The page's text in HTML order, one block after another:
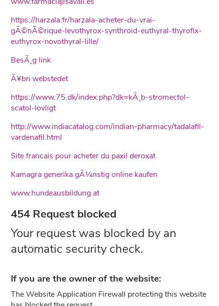
https://harzala.fr/harzala-acheter-du-vrai-
gÃ©nÃ©rique-levothyrox-synthroid-euthyral-thyrofix-
euthyrox-novothyral-lille/
BesÃ¸g link
Ã¥bn webstedet
https://www.75.dk/index.php?dk=kÃ¸b-stromectol-
scatol-lovligt
http://www.indiacatalog.com/indian-pharmacy/tadalafil-
vardenafil.html
Site francais pour acheter du paxil deroxat
Kamagra generika gÃ¼nstig online kaufen
www.hundeausbildung.at
454 Request blocked
Your request was blocked by an
automatic security check.
If you are the owner of the website:
The Website Application Firewall protecting this website